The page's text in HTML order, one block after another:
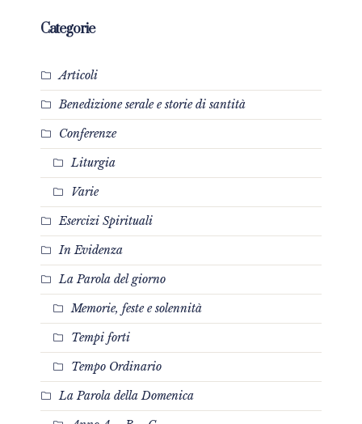
Categorie
Articoli
Benedizione serale e storie di santità
Conferenze
Liturgia
Varie
Esercizi Spirituali
In Evidenza
La Parola del giorno
Memorie, feste e solennità
Tempi forti
Tempo Ordinario
La Parola della Domenica